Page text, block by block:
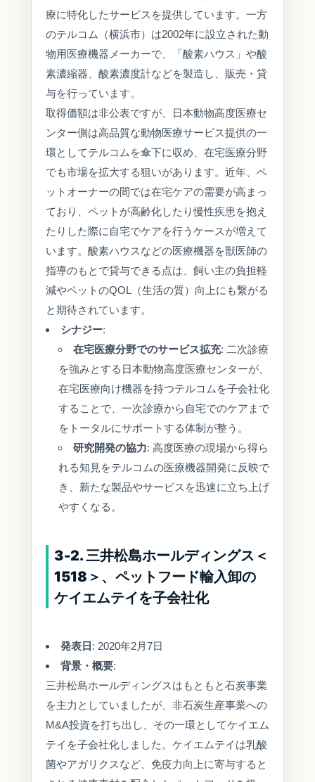
療に特化したサービスを提供しています。一方
のテルコム（横浜市）は2002年に設立された動
物用医療機器メーカーで、「酸素ハウス」や酸
素濃縮器、酸素濃度計などを製造し、販売・貸
与を行っています。
取得価額は非公表ですが、日本動物高度医療セ
ンター側は高品質な動物医療サービス提供の一
環としてテルコムを傘下に収め、在宅医療分野
でも市場を拡大する狙いがあります。近年、ペ
ットオーナーの間では在宅ケアの需要が高まっ
ており、ペットが高齢化したり慢性疾患を抱え
たりした際に自宅でケアを行うケースが増えて
います。酸素ハウスなどの医療機器を獣医師の
指導のもとで貸与できる点は、飼い主の負担軽
減やペットのQOL（生活の質）向上にも繋がる
と期待されています。
シナジー:
在宅医療分野でのサービス拡充: 二次診療
を強みとする日本動物高度医療センターが、
在宅医療向け機器を持つテルコムを子会社化
することで、一次診療から自宅でのケアまで
をトータルにサポートする体制が整う。
研究開発の協力: 高度医療の現場から得ら
れる知見をテルコムの医療機器開発に反映で
き、新たな製品やサービスを迅速に立ち上げ
やすくなる。
3-2. 三井松島ホールディングス＜
1518＞、ペットフード輸入卸の
ケイエムテイを子会社化
発表日 : 2020年2月7日
背景・概要:
三井松島ホールディングスはもともと石炭事業
を主力としていましたが、非石炭生産事業への
M&A投資を打ち出し、その一環としてケイエム
テイを子会社化しました。ケイエムテイは乳酸
菌やアガリクスなど、免疫力向上に寄与すると